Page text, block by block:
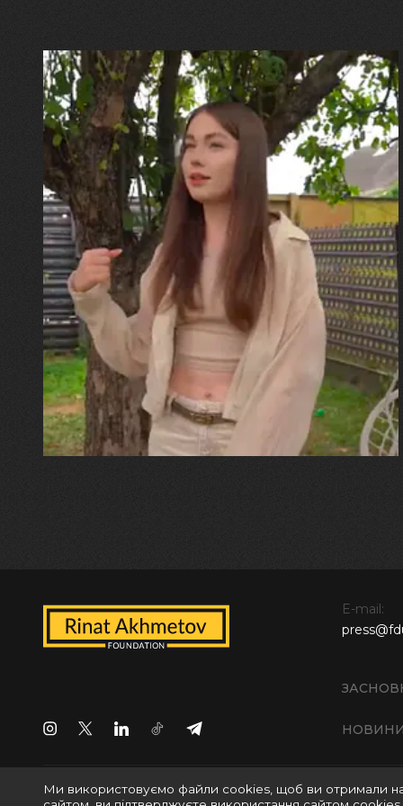
30.07.2026
Калина, Дарина та Віра Папроцькі
"Хвиля була, як від моря,
прозора і велика… Я ледве
встигла схопити племінницю"
E-mail:
Всі права захищені © 2024 БО "Фонд Ріната Ахметова
Ми використовуємо файли cookies, щоб ви отримали